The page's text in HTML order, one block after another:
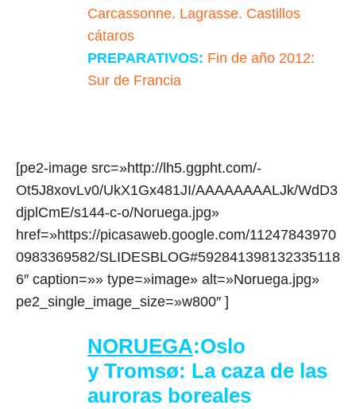
Carcassonne. Lagrasse. Castillos
cátaros
PREPARATIVOS: Fin de año 2012:
Sur de Francia
[pe2-image src=»http://lh5.ggpht.com/-
Ot5J8xovLv0/UkX1Gx481JI/AAAAAAAALJk/WdD3
djplCmE/s144-c-o/Noruega.jpg»
href=»https://picasaweb.google.com/11247843970
0983369582/SLIDESBLOG#592841398132335118
6″ caption=»» type=»image» alt=»Noruega.jpg»
pe2_single_image_size=»w800″ ]
NORUEGA:Oslo
y Tromsø: La caza de las
auroras boreales